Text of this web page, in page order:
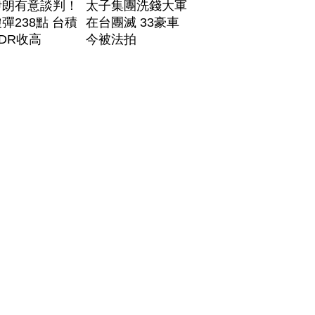
有意談判！
238點 台積
收高
太子集團洗錢大軍
在台團滅 33豪車
今被法拍